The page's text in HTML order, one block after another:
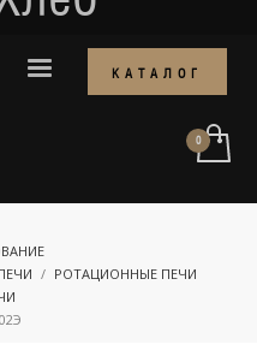
КАТАЛОГ
РОТАЦИОННЫЕ ПЕЧИ